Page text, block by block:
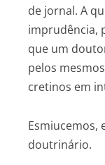
de jornal. A
imprudência,
que um
pelos
cretinos em
Esmiucemos,
doutrinário.